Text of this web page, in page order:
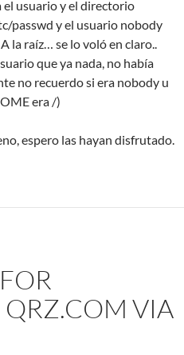
usuario y el directorio
passwd y el usuario nobody
la raíz… se lo voló en claro..
que ya nada, no había
no recuerdo si era nobody u
era /)
espero las hayan disfrutado.
VIA